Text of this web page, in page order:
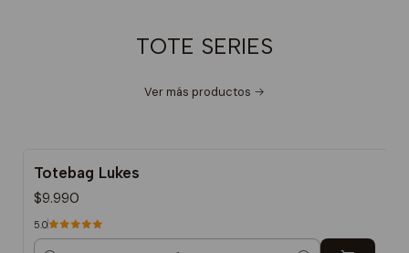
TOTE SERIES
Ver más productos
Totebag Lukes
$9.990
5.0